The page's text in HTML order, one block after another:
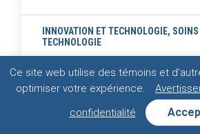
INNOVATION ET TECHNOLOGIE,
TECHNOLOGIE
Ce site web utilise des témoins et
optimiser votre expérience.
confidentialité